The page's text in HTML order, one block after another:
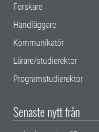
Forskare
Handläggare
Kommunikatör
Lärare/studierektor
Programstudierektor
Senaste nytt från